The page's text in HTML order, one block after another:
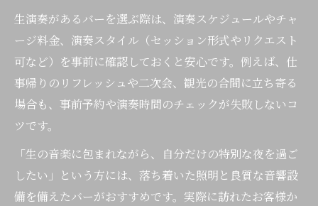
生演奏があるバーを選ぶ際は、演奏スケジュールやチャ
ージ料金、演奏スタイル（セッション形式やリクエスト
可など）を事前に確認しておくと安心です。例えば、仕
事帰りのリフレッシュや二次会、観光の合間に立ち寄る
場合も、事前予約や演奏時間のチェックが失敗しないコ
ツです。
「生の音楽に包まれながら、自分だけの特別な夜を過ご
したい」という方には、落ち着いた照明と良質な音響設
備を備えたバーがおすすめです。実際に訪れたお客様か